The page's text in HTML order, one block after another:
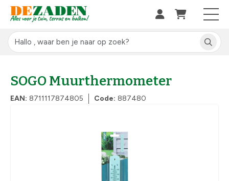
SOGO Muurthermometer
EAN: 8711117874805 Code: 887480